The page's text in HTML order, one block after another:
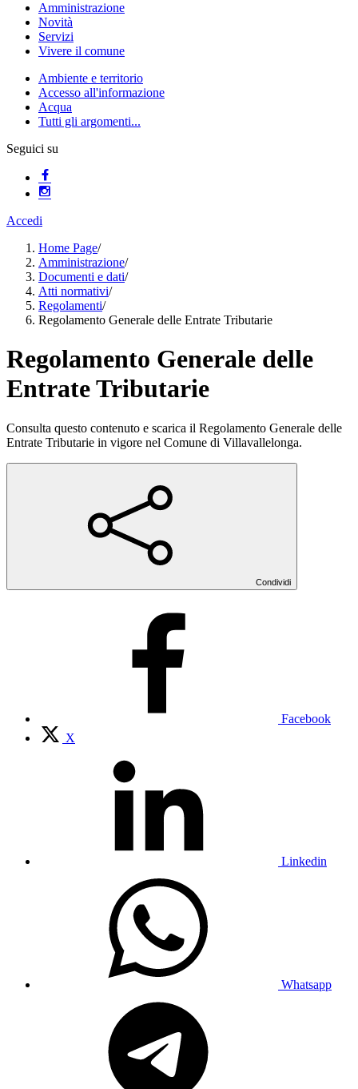
Amministrazione
Novità
Servizi
Vivere il comune
Ambiente e territorio
Accesso all'informazione
Acqua
Tutti gli argomenti...
Seguici su
Accedi
Home Page/
Amministrazione/
Documenti e dati/
Atti normativi/
Regolamenti/
Regolamento Generale delle Entrate Tributarie
Regolamento Generale delle
Entrate Tributarie
Consulta questo contenuto e scarica il Regolamento Generale delle
Entrate Tributarie in vigore nel Comune di Villavallelonga.
Condividi
Facebook
X
Linkedin
Whatsapp